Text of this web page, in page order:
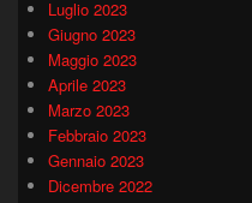
Luglio 2023
Giugno 2023
Maggio 2023
Aprile 2023
Marzo 2023
Febbraio 2023
Gennaio 2023
Dicembre 2022